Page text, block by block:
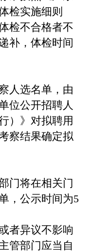
检实施细则
检不合格者不
补，体检时间
选名单，由
位公开招聘人
）》对拟聘用
察结果确定拟
将在相关门
，公示时间为5
异议不影响
管部门应当自